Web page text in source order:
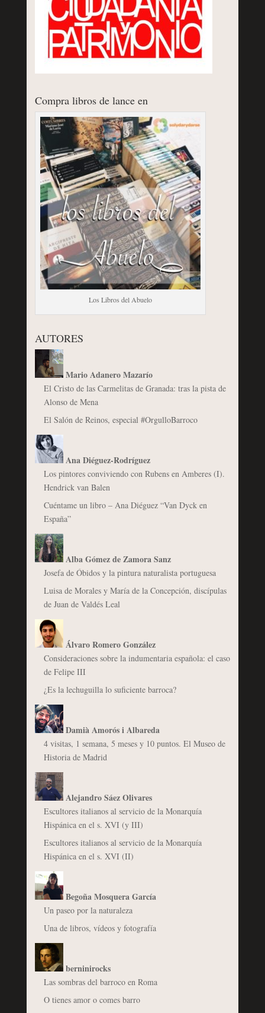
Compra libros de lance en
Los Libros del Abuelo
AUTORES
Mario Adanero Mazarío
El Cristo de las Carmelitas de Granada: tras la pista de
Alonso de Mena
El Salón de Reinos, especial #OrgulloBarroco
Ana Diéguez-Rodríguez
Los pintores conviviendo con Rubens en Amberes (I).
Hendrick van Balen
Cuéntame un libro – Ana Diéguez “Van Dyck en
España”
Alba Gómez de Zamora Sanz
Josefa de Óbidos y la pintura naturalista portuguesa
Luisa de Morales y María de la Concepción, discípulas
de Juan de Valdés Leal
Álvaro Romero González
Consideraciones sobre la indumentaria española: el caso
de Felipe III
¿Es la lechuguilla lo suficiente barroca?
Damià Amorós i Albareda
4 visitas, 1 semana, 5 meses y 10 puntos. El Museo de
Historia de Madrid
Alejandro Sáez Olivares
Escultores italianos al servicio de la Monarquía
Hispánica en el s. XVI (y III)
Escultores italianos al servicio de la Monarquía
Hispánica en el s. XVI (II)
Begoña Mosquera García
Un paseo por la naturaleza
Una de libros, vídeos y fotografía
berninirocks
Las sombras del barroco en Roma
O tienes amor o comes barro